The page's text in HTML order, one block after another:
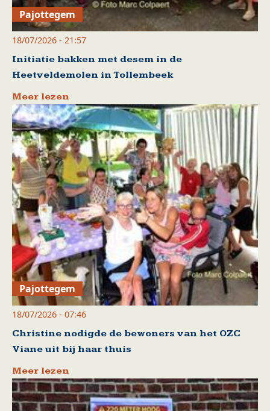
Pajottegem
18/07/2026 - 21:57
Initiatie bakken met desem in de
Heetveldemolen in Tollembeek
Meer lezen
Pajottegem
18/07/2026 - 07:46
Christine nodigde de bewoners van het OZC
Viane uit bij haar thuis
Meer lezen